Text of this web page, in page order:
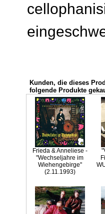
Kunden, die dieses
folgende Produkte
Frieda & Anneliese -
"Wechseljahre im
Wiehengebirge"
(2.11.1993)